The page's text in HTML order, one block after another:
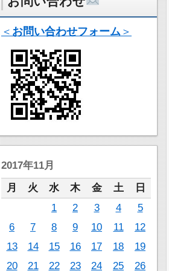
＜ お問い合わせフォーム ＞
2017年11月
月
火 水 木 金 土
日
1
2 3 4
5
6
7 8 9 10 11
12
13
14 15 16 17 18
19
20
21 22 23 24 25 26